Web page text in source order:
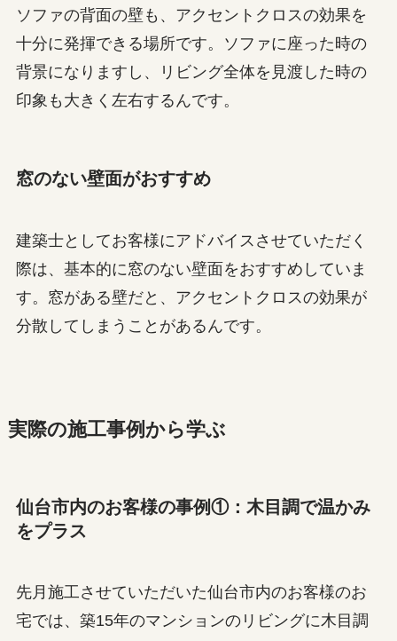
ソファの背面の壁も、アクセントクロスの効果を
十分に発揮できる場所です。ソファに座った時の
背景になりますし、リビング全体を見渡した時の
印象も大きく左右するんです。
窓のない壁面がおすすめ
建築士としてお客様にアドバイスさせていただく
際は、基本的に窓のない壁面をおすすめしていま
す。窓がある壁だと、アクセントクロスの効果が
分散してしまうことがあるんです。
実際の施工事例から学ぶ
仙台市内のお客様の事例①：木目調で温かみ
をプラス
先月施工させていただいた仙台市内のお客様のお
宅では、築15年のマンションのリビングに木目調